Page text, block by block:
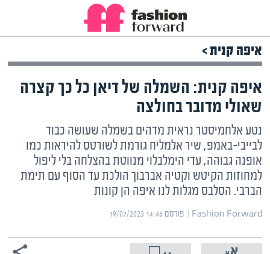
איפה קנית >
איפה קנית: השמלה של דיאן כל כך קצרה
שאולי מדובר בחולצה
נטע אלחמיסטר נראית מדהים בשמלה שעושה כבוד
לבייבי-באמפ, שיר אלמליח גורמת לשורטס להיראות כמו
אופנה גבוהה, עדי הימלבלוי מנווטת בהצלחה בלי ליפול
למחוזות הקיטש וקטיה אברבוך הולכת עד הסוף עם תימת
הברבי. הסלבס מגלות לנו איפה הן קונות
Fashion Forward | ‏ פורסם ‎19/07/2023 14:46